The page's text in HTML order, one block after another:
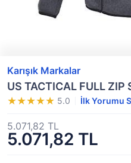
Karışık Markalar
US TACTICAL FULL ZIP
5.0 İlk Yorumu
5.071,82 TL
5.071,82 TL